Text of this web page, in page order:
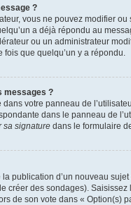
?
vous ne pouvez modifier
a déjà répondu au
ou un administrateur
que quelqu’un y a répondu.
messages ?
votre panneau de
dans le panneau de
sa signature dans le formulaire
publication d’un nouveau
créer des sondages).
de son vote dans « Option(s)